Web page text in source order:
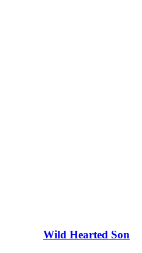
Wild Hearted Son